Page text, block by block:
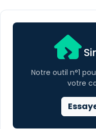
Notre outil n°1
votre